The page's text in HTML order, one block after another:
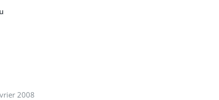
2008